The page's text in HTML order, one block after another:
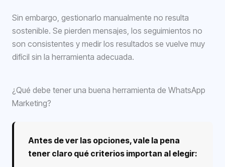
Sin embargo, gestionarlo manualmente no resulta
sostenible. Se pierden mensajes, los seguimientos no
son consistentes y medir los resultados se vuelve muy
difícil sin la herramienta adecuada.
¿Qué debe tener una buena herramienta de WhatsApp
Marketing?
Antes de ver las opciones, vale la pena
tener claro qué criterios importan al elegir: